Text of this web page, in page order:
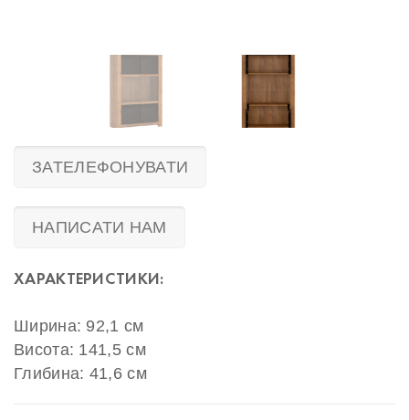
ЗАТЕЛЕФОНУВАТИ
НАПИСАТИ НАМ
ХАРАКТЕРИСТИКИ:
Ширина: 92,1 см
Висота: 141,5 см
Глибина: 41,6 см